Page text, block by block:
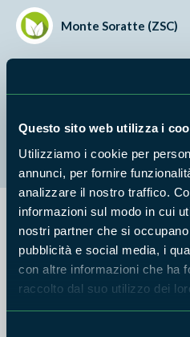
Questo sito web utilizza i
Utilizziamo i cookie per
annunci, per fornire
analizzare il nostro traffico.
informazioni sul modo in cui
nostri partner che si
pubblicità e social media, i
con altre informazioni che ha
raccolto dal suo utilizzo dei
Monte Soratte (ZSC)
Si allega la determinazione per
per l'acquisto di mezzi di
Regionale Tevere Farfa.